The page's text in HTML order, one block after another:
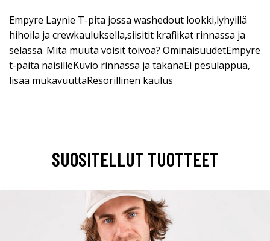
Empyre Laynie T-pita jossa washedout lookki,lyhyillä
hihoila ja crewkauluksella,siisitit krafiikat rinnassa ja
selässä. Mitä muuta voisit toivoa? OminaisuudetEmpyre
t-paita naisilleKuvio rinnassa ja takanaEi pesulappua,
lisää mukavuuttaResorillinen kaulus
SUOSITELLUT TUOTTEET